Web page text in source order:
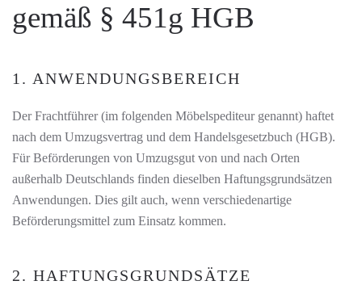
gemäß § 451g HGB
1. ANWENDUNGSBEREICH
Der Frachtführer (im folgenden Möbelspediteur genannt) haftet
nach dem Umzugsvertrag und dem Handelsgesetzbuch (HGB).
Für Beförderungen von Umzugsgut von und nach Orten
außerhalb Deutschlands finden dieselben Haftungsgrundsätzen
Anwendungen. Dies gilt auch, wenn verschiedenartige
Beförderungsmittel zum Einsatz kommen.
2. HAFTUNGSGRUNDSÄTZE